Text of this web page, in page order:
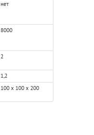
нет
8000
2
1,2
100 х 100 х 200